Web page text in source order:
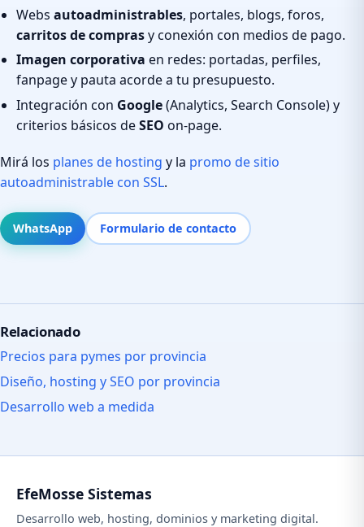
Webs autoadministrables, portales, blogs, foros,
carritos de comprasy conexión con medios de pago.
Imagen corporativa en redes: portadas, perfiles,
fanpage y pauta acorde a tu presupuesto.
Integración con Google(Analytics, Search Console) y
criterios básicos deSEO on-page.
Mirá los planes de hosting y la promo de sitio
autoadministrable con SSL.
WhatsApp Formulario de contacto
Relacionado
Precios para pymes por provincia
Diseño, hosting y SEO por provincia
Desarrollo web a medida
EfeMosse Sistemas
Desarrollo web, hosting, dominios y marketing digital.